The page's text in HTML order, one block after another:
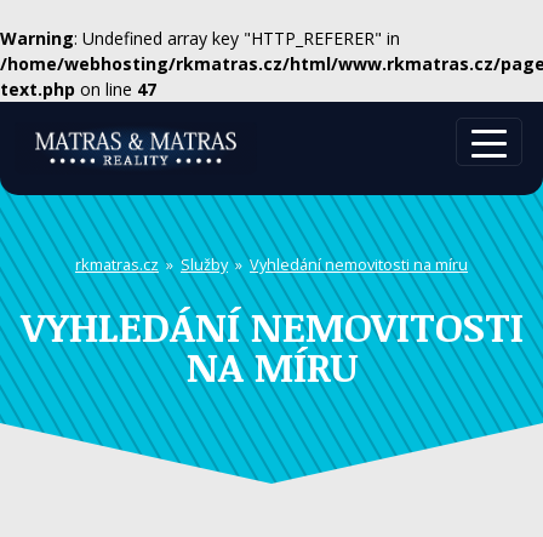
Warning: Undefined array key "HTTP_REFERER" in
/home/webhosting/rkmatras.cz/html/www.rkmatras.cz/
text.php on line 47
rkmatras.cz»Služby»Vyhledání nemovitosti na míru
VYHLEDÁNÍ NEMOVITOSTI
NA MÍRU